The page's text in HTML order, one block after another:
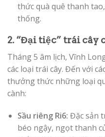
thức quà quê thanh
thống.
2. “Đại tiệc” trái
Tháng 5 âm lịch, Vĩnh
các loại trái cây. Đến với
thưởng thức những loại
cành:
Sầu riêng Ri6: Đặc sản
béo ngậy, ngọt thanh